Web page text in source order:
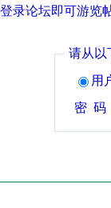
录论坛即可游览
请从以
用
密 码